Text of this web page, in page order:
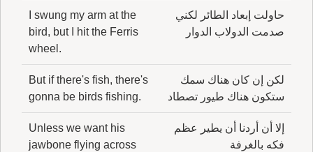
حاولت إبعاد الطائر لكني
صدمت الدولاب الدوار
I swung my arm at the
bird, but I hit the Ferris
wheel.
لكن إن كان هناك سمك
ستكون هناك طيور تصطاد
But if there's fish, there's
gonna be birds fishing.
إلا أن أردنا أن يطير عظم
فكه بالغرفة
Unless we want his
jawbone flying across